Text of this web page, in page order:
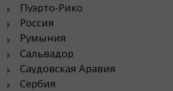
Пуэрто-Рико
Россия
Румыния
Сальвадор
Саудовская Аравия
Сербия